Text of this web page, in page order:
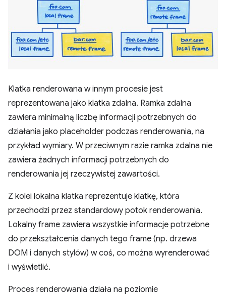
Klatka renderowana w innym procesie jest
reprezentowana jako klatka zdalna. Ramka zdalna
zawiera minimalną liczbę informacji potrzebnych do
działania jako placeholder podczas renderowania, na
przykład wymiary. W przeciwnym razie ramka zdalna nie
zawiera żadnych informacji potrzebnych do
renderowania jej rzeczywistej zawartości.
Z kolei lokalna klatka reprezentuje klatkę, która
przechodzi przez standardowy potok renderowania.
Lokalny frame zawiera wszystkie informacje potrzebne
do przekształcenia danych tego frame (np. drzewa
DOM i danych stylów) w coś, co można wyrenderować
i wyświetlić.
Proces renderowania działa na poziomie